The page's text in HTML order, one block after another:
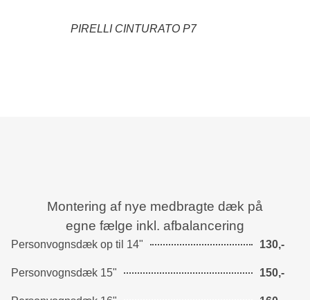
PIRELLI CINTURATO P7
Montering af nye medbragte dæk på
egne fælge inkl. afbalancering
Personvognsdæk op til 14" 130,-
Personvognsdæk 15" 150,-